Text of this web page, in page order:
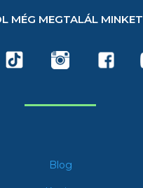
MÉG MEGTALÁL MINKET
Blog